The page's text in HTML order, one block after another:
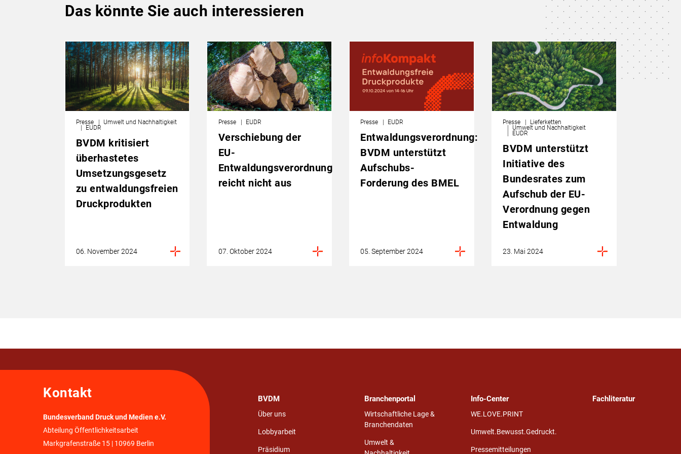
Das könnte Sie auch interessieren
Presse Umwelt und Nachhaltigkeit
EUDR
BVDM kritisiert
überhastetes
Umsetzungsgesetz
zu entwaldungsfreien
Druckprodukten
06. November 2024
Presse EUDR
Verschiebung der
EU-
Entwaldungsverordnung
reicht nicht aus
07. Oktober 2024
Presse EUDR
Entwaldungsverordnung:
BVDM unterstützt
Aufschubs-
Forderung des BMEL
05. September 2024
Presse Lieferketten
Umwelt und Nachhaltigkeit
EUDR
BVDM unterstützt
Initiative des
Bundesrates zum
Aufschub der EU-
Verordnung gegen
Entwaldung
23. Mai 2024
Kontakt
Bundesverband Druck und Medien e.V.
Abteilung Öffentlichkeitsarbeit
Markgrafenstraße 15 | 10969 Berlin
BVDM
Über uns
Lobbyarbeit
Präsidium
Branchenportal
Wirtschaftliche Lage &
Branchendaten
Umwelt &
Info-Center
WE.LOVE.PRINT
Umwelt.Bewusst.Gedruckt.
Pressemitteilungen
Fachliteratur